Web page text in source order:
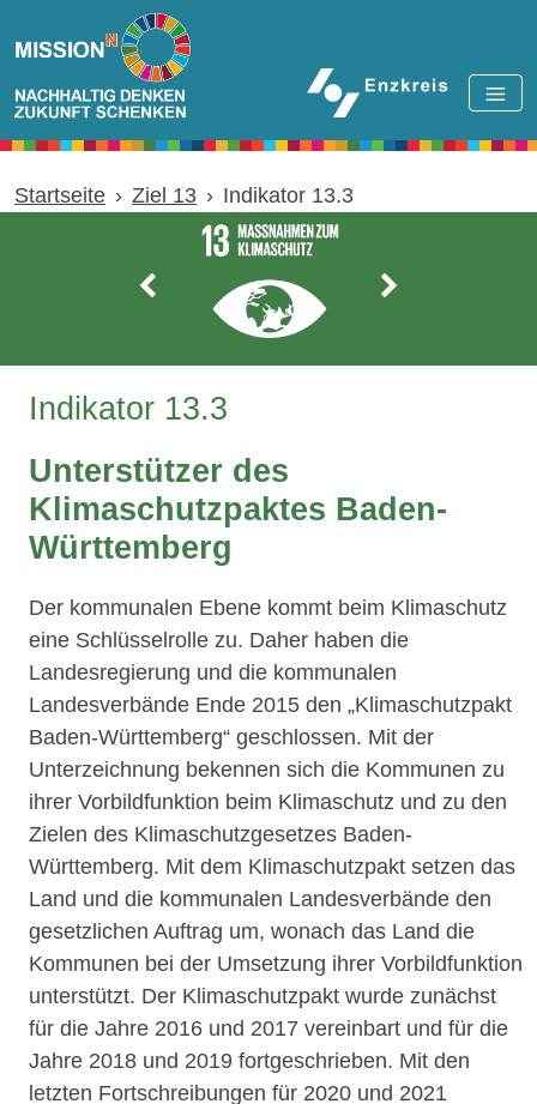
Startseite Ziel 13 Indikator 13.3
Indikator 13.3
Unterstützer des
Klimaschutzpaktes Baden-
Württemberg
Der kommunalen Ebene kommt beim Klimaschutz
eine Schlüsselrolle zu. Daher haben die
Landesregierung und die kommunalen
Landesverbände Ende 2015 den „Klimaschutzpakt
Baden-Württemberg“ geschlossen. Mit der
Unterzeichnung bekennen sich die Kommunen zu
ihrer Vorbildfunktion beim Klimaschutz und zu den
Zielen des Klimaschutzgesetzes Baden-
Württemberg. Mit dem Klimaschutzpakt setzen das
Land und die kommunalen Landesverbände den
gesetzlichen Auftrag um, wonach das Land die
Kommunen bei der Umsetzung ihrer Vorbildfunktion
unterstützt. Der Klimaschutzpakt wurde zunächst
für die Jahre 2016 und 2017 vereinbart und für die
Jahre 2018 und 2019 fortgeschrieben. Mit den
letzten Fortschreibungen für 2020 und 2021